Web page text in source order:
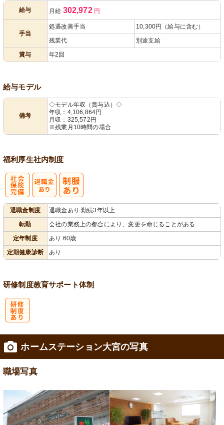
給与 月給 302,972円
手当
処遇改善手当
10,300円（給与に含む）
残業代
別途支給
賞与
年2回
給与モデル
備考
◇モデル年収（賞与込）◇
年収：4,106,864円
月収：325,572円
※残業月10時間の場合
福利厚生社内制度
退職金制度
退職金あり 勤続3年以上
転勤
会社の業務上の都合により、変更を命じることがある
定年制度
あり 60歳
定期健康診断
あり
研修制度教育サポート体制
ホームステーション大宮の写真
職場写真